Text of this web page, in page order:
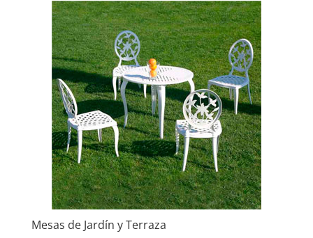
Mesas de Jardín y Terraza